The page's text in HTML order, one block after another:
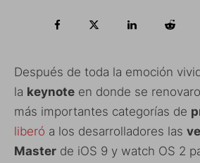
Después de toda la emoción
la keynote en donde se
más importantes categorías de
liberó a los desarrolladores las
Master de iOS 9 y watch OS 2